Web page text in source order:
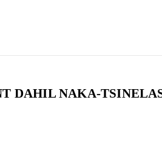
DAHIL NAKA-